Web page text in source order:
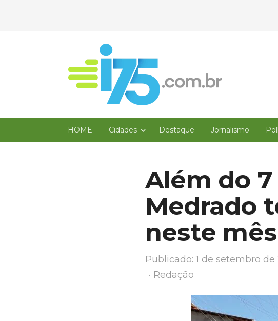
HOME Cidades Destaque Jornalismo
Além do
Medrado
neste mês
Publicado: 1 de setembro de
Author
Redação